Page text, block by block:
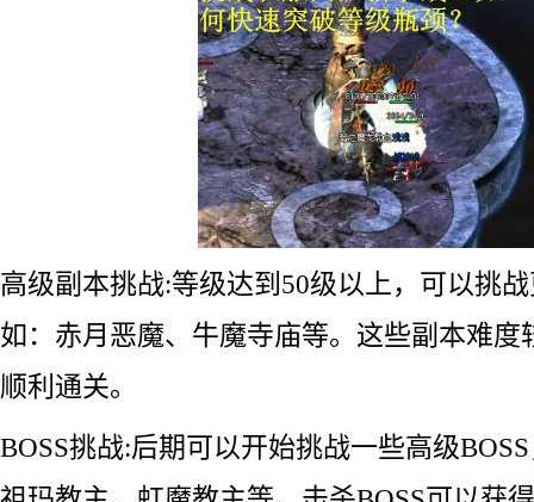
高级副本挑战:等级达到50级以上，可以挑
如：赤月恶魔、牛魔寺庙等。这些副本难度
顺利通关。
BOSS挑战:后期可以开始挑战一些高级